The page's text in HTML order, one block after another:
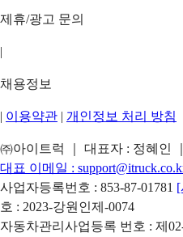
제휴/광고 문의
|
채용정보
| 이용약관 | 개인정보 처리 방침
㈜아이트럭 ｜ 대표자 : 정혜인
대표 이메일 :
사업자등록번호 : 853-87-01781 [
호 : 2023-강원인제-0074
자동차관리사업등록 번호 : 제